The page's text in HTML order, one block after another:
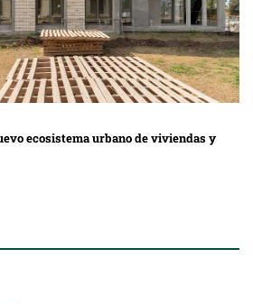
ecosistema urbano de viviendas y